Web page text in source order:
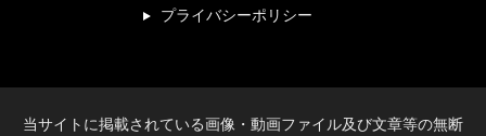
プライバシーポリシー
当サイトに掲載されている画像・動画ファイル及び文章等の無断